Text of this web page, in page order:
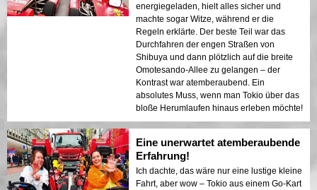
energiegeladen, hielt alles sicher und
machte sogar Witze, während er die
Regeln erklärte. Der beste Teil war das
Durchfahren der engen Straßen von
Shibuya und dann plötzlich auf die breite
Omotesando-Allee zu gelangen – der
Kontrast war atemberaubend. Ein
absolutes Muss, wenn man Tokio über das
bloße Herumlaufen hinaus erleben möchte!
Eine unerwartet atemberaubende
Erfahrung!
Ich dachte, das wäre nur eine lustige kleine
Fahrt, aber wow – Tokio aus einem Go-Kart